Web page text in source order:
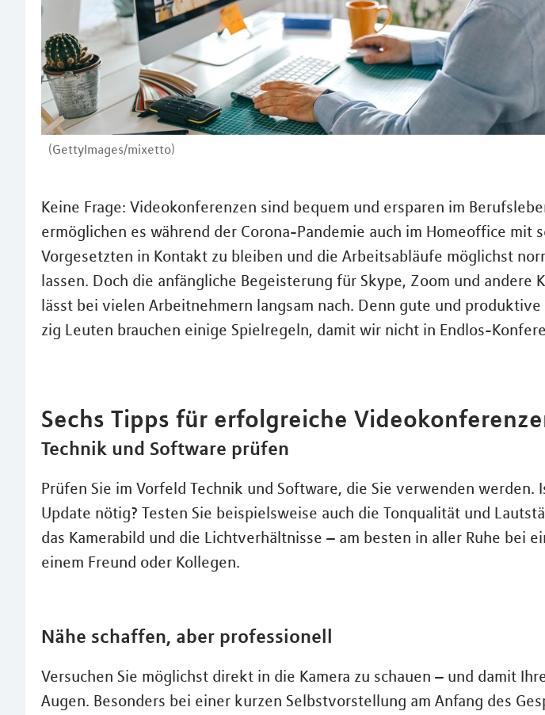
(GettyImages/mixetto)
Keine Frage: Videokonferenzen sind bequem und ersparen im
ermöglichen es während der Corona-Pandemie auch im Homeoffice mit
Vorgesetzten in Kontakt zu bleiben und die Arbeitsabläufe möglichst
lassen. Doch die anfängliche Begeisterung für Skype, Zoom und andere
lässt bei vielen Arbeitnehmern langsam nach. Denn gute und
zig Leuten brauchen einige Spielregeln, damit wir nicht in Endlos-
Sechs Tipps für erfolgreiche
Technik und Software prüfen
Prüfen Sie im Vorfeld Technik und Software, die Sie verwenden werden.
Update nötig? Testen Sie beispielsweise auch die Tonqualität und
das Kamerabild und die Lichtverhältnisse – am besten in aller Ruhe bei
einem Freund oder Kollegen.
Nähe schaffen, aber professionell
Versuchen Sie möglichst direkt in die Kamera zu schauen – und damit
Augen. Besonders bei einer kurzen Selbstvorstellung am Anfang des